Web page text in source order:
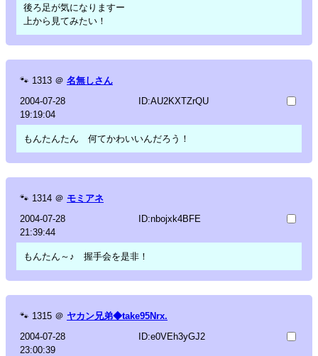
後ろ足が気になりますー
上から見てみたい！
🐾 1313 ＠ 名無しさん
2004-07-28
19:19:04
ID:AU2KXTZrQU
もんたんたん 何てかわいいんだろう！
🐾 1314 ＠ モミアネ
2004-07-28
21:39:44
ID:nbojxk4BFE
もんたん～♪ 握手会を是非！
🐾 1315 ＠ ヤカン兄弟◆take95Nrx.
2004-07-28
23:00:39
ID:e0VEh3yGJ2